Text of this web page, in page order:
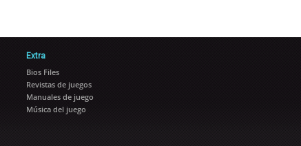
Extra
Bios Files
Revistas de juegos
Manuales de juego
Música del juego